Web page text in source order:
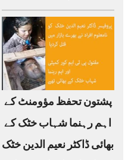
پشتون تحفظ مؤومنٹ کے
اہم رہنما شہاب خٹک کے
بھائی ڈاکٹر نعیم الدین خٹک